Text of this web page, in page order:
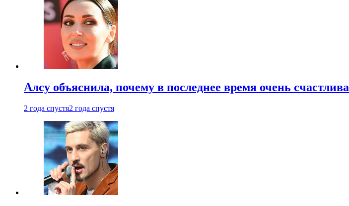
Алсу объяснила, почему в последнее время очень счастлива
2 года спустя2 года спустя